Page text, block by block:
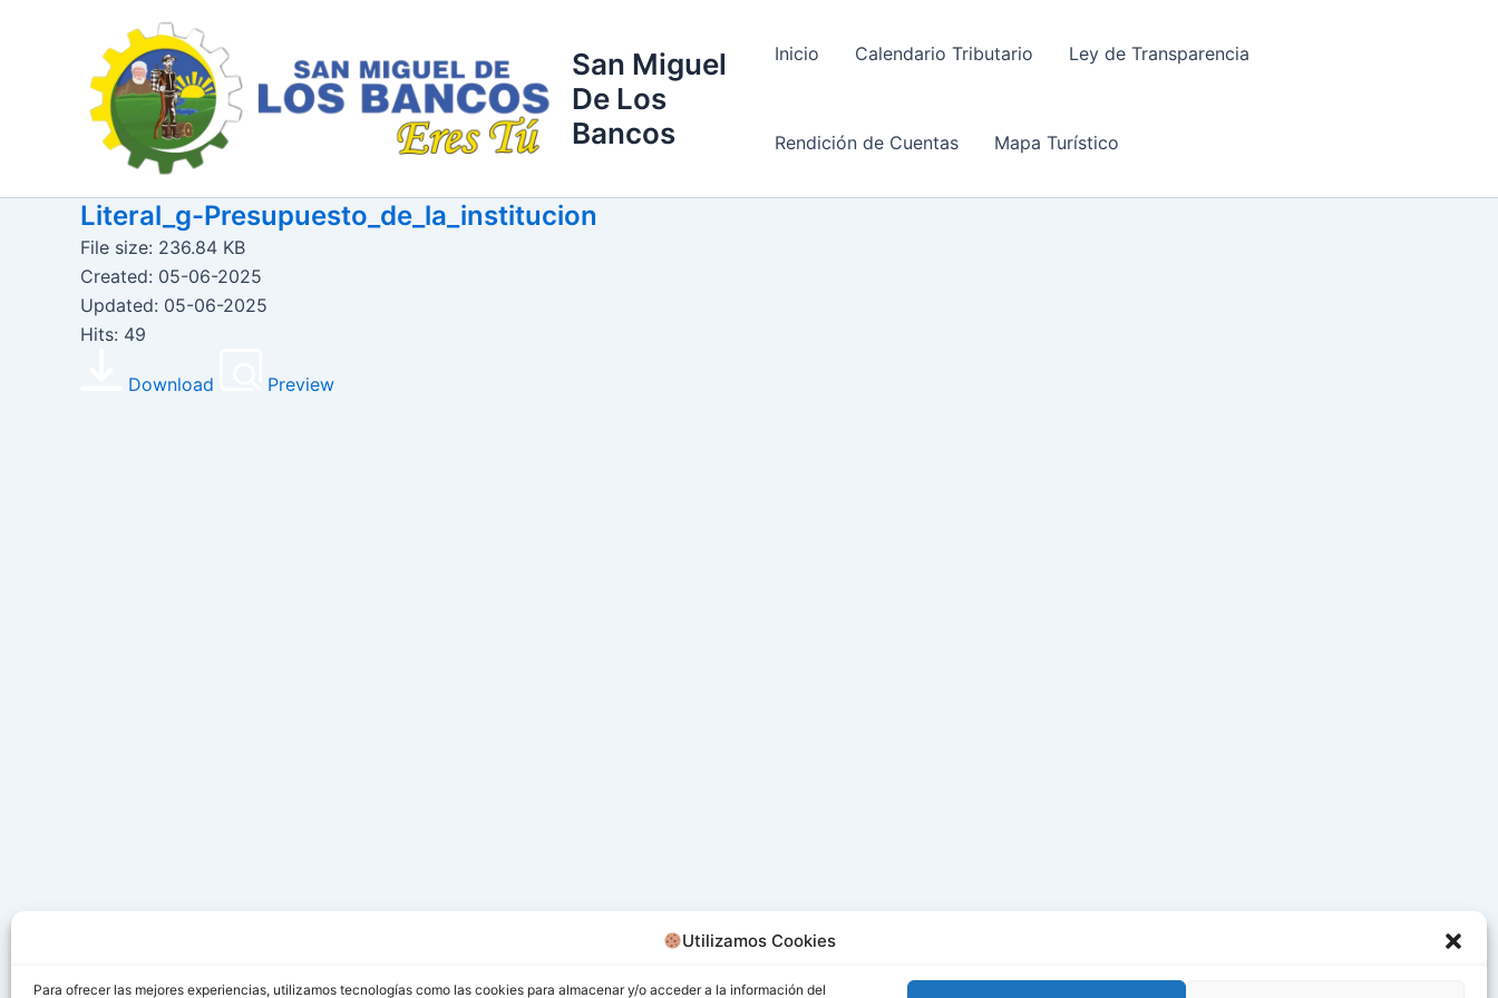
Utilizamos Cookies
Para ofrecer las mejores experiencias, utilizamos tecnologías como las cookies para almacenar y/o acceder a la información del
San Miguel
De Los
Bancos
Inicio Calendario Tributario Ley de Transparencia
Rendición de Cuentas Mapa Turístico
Literal_g-Presupuesto_de_la_institucion
File size: 236.84 KB
Created: 05-06-2025
Updated: 05-06-2025
Hits: 49
Download Preview